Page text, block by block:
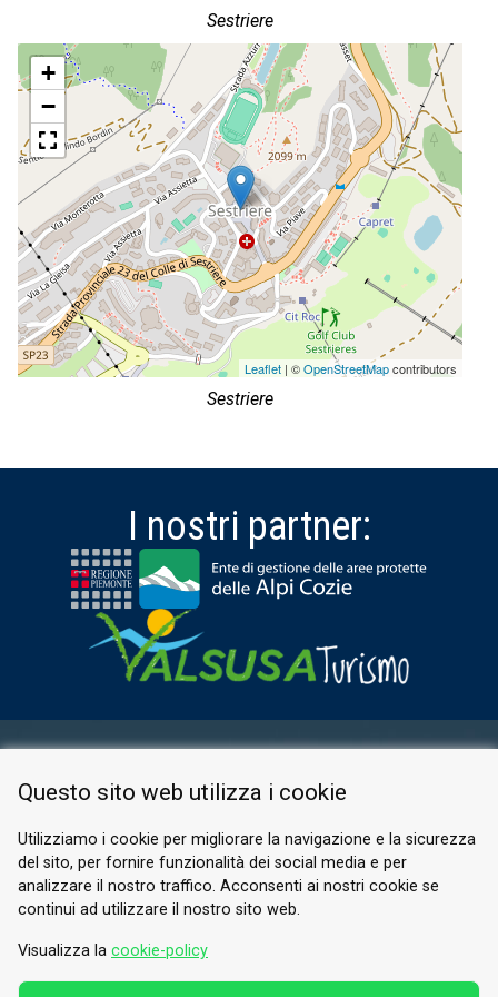
Sestriere
+
−
Leaflet | ©OpenStreetMapcontributors
Sestriere
I nostri partner:
PRIVACY POLICY
© 2026 Valle di Susa
Tesori di Arte e Cultura Alpina
Tel.
E-mail.info@vallesusa-tesori.it
Questo sito web utilizza i cookie
Utilizziamo i cookie per migliorare la navigazione e la sicurezza
del sito, per fornire funzionalità dei social media e per
analizzare il nostro traffico. Acconsenti ai nostri cookie se
continui ad utilizzare il nostro sito web.
Visualizza la cookie-policy